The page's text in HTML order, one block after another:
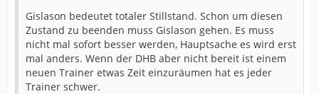
Gislason bedeutet totaler Stillstand. Schon um diesen
Zustand zu beenden muss Gislason gehen. Es muss
nicht mal sofort besser werden, Hauptsache es wird erst
mal anders. Wenn der DHB aber nicht bereit ist einem
neuen Trainer etwas Zeit einzuräumen hat es jeder
Trainer schwer.